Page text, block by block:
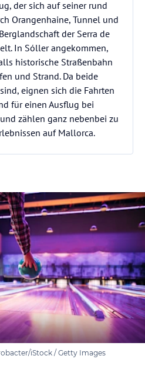
der sich auf seiner rund
Orangenhaine, Tunnel und
der Serra de
In Sóller angekommen,
historische Straßenbahn
und Strand. Da beide
eignen sich die Fahrten
für einen Ausflug bei
zählen ganz nebenbei zu
auf Mallorca.
iStock / Getty Images